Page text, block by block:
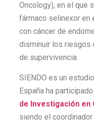
Oncology), en el que
fármaco selinexor en
con cáncer de
disminuir los riesgos
de supervivencia.
SIENDO es un
España ha
de Investigación en
siendo el